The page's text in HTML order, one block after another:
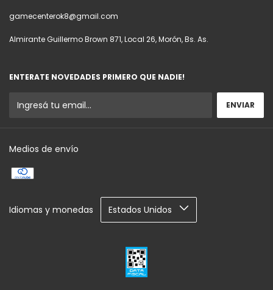
gamecenterok8@gmail.com
Almirante Guillermo Brown 871, Local 26, Morón, Bs. As.
ENTERATE NOVEDADES PRIMERO QUE NADIE!
Medios de envío
Idiomas y monedas